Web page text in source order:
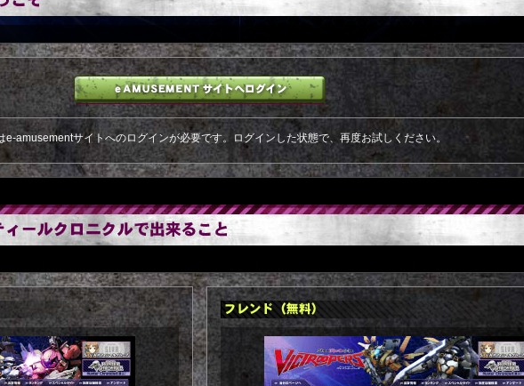
e-amusementサイトへのログインが必要です。ログインした状態で、再度お試しください。